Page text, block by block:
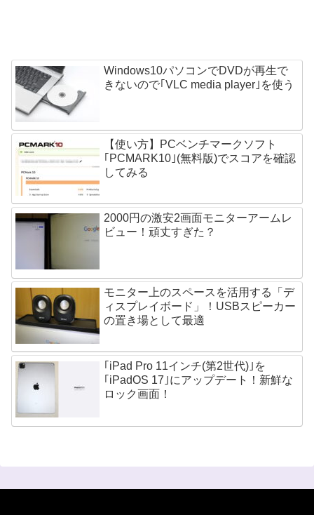
Windows10パソコンでDVDが再生で
きないので｢VLC media player｣を使う
【使い方】PCベンチマークソフト
｢PCMARK10｣(無料版)でスコアを確認
してみる
2000円の激安2画面モニターアームレ
ビュー！頑丈すぎた？
モニター上のスペースを活用する「デ
ィスプレイボード」！USBスピーカー
の置き場として最適
｢iPad Pro 11インチ(第2世代)｣を
｢iPadOS 17｣にアップデート！新鮮な
ロック画面！